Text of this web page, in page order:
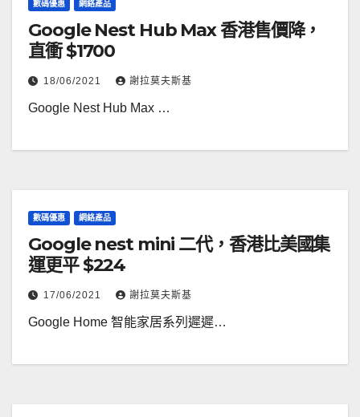
數碼優惠 網絡產品
Google Nest Hub Max 香港售價降，
直衝 $1700
18/06/2021 謝拉莫夫斯基
Google Nest Hub Max …
數碼優惠 網絡產品
Google nest mini 二代，香港比美國集
運更平 $224
17/06/2021 謝拉莫夫斯基
Google Home 智能家居系列遲遲…